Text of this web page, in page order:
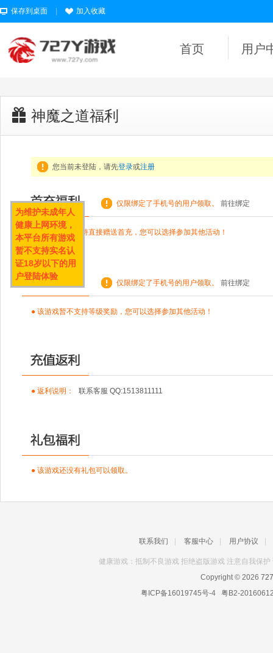
保存到桌面 加入收藏
首页 用户
神魔之道福利
您当前未登陆，请先登录或注册
仅限绑定了手机号的用户领取。 前往绑定
● 该游戏暂不支持直接赠送首充，您可以选择参加其他活动！
仅限绑定了手机号的用户领取。 前往绑定
● 该游戏暂不支持等级奖励，您可以选择参加其他活动！
● 返利说明： 联系客服 QQ:1513811111
● 该游戏还没有礼包可以领取。
联系我们 客服中心 用户协议
健康游戏：抵制不良游戏 拒绝盗版游戏 注意自我保
Copyright © 2026
粤ICP备16019745号-4粤B2-
为维护未成年人
健康上网环境，
本平台所有游戏
暂不支持实名认
证18岁以下的用
户登陆体验